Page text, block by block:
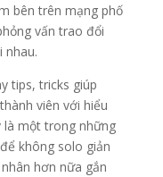
bên trên mạng phố
vấn trao đổi
nhau.
tips, tricks giúp
viên với hiểu
là một trong những
không solo giản
hơn nữa gắn